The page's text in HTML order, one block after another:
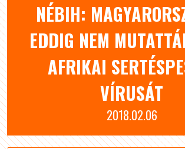
NÉBIH:
EDDIG NEM
AFRIKAI
VÍRUSÁT
2018.02.06